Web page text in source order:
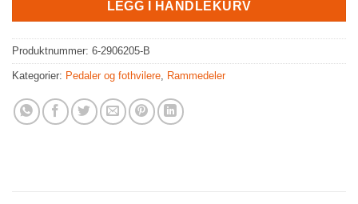
LEGG I HANDLEKURV
Produktnummer: 6-2906205-B
Kategorier: Pedaler og fothvilere Rammedeler